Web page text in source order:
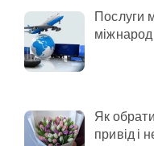
у витратахПослуги
Як
привід і